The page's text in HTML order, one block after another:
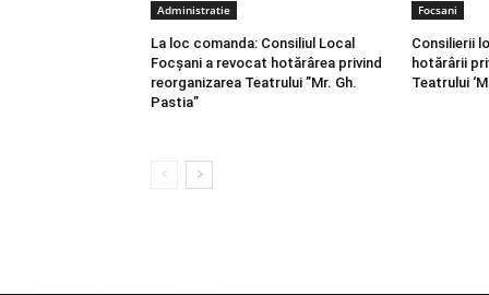
Administratie
La loc comanda: Consiliul Local
Focșani a revocat hotărârea privind
reorganizarea Teatrului ”Mr. Gh.
Pastia”
Focsani
Consilierii
hotărârii
Teatrului